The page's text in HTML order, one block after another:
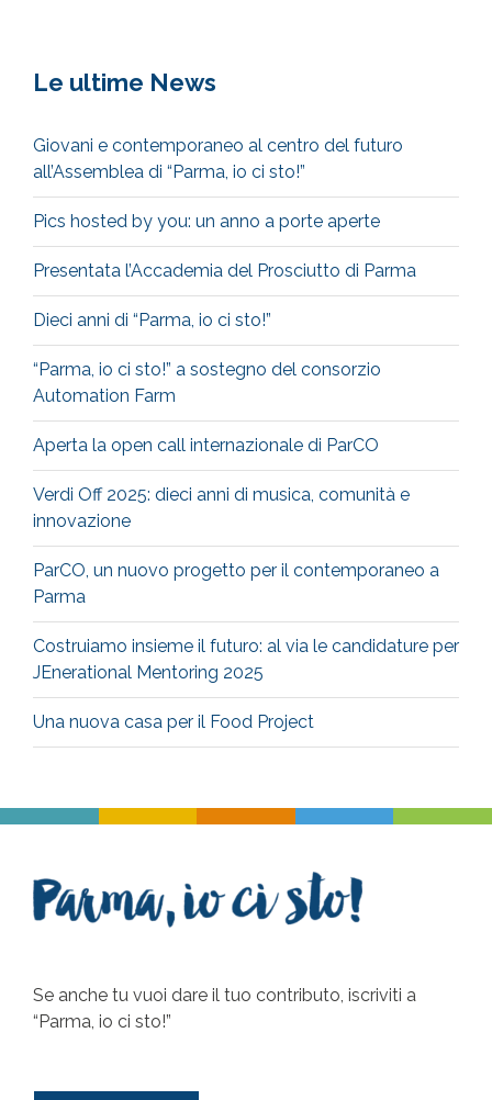
Le ultime News
Giovani e contemporaneo al centro del futuro
all’Assemblea di “Parma, io ci sto!”
Pics hosted by you: un anno a porte aperte
Presentata l’Accademia del Prosciutto di Parma
Dieci anni di “Parma, io ci sto!”
“Parma, io ci sto!” a sostegno del consorzio
Automation Farm
Aperta la open call internazionale di ParCO
Verdi Off 2025: dieci anni di musica, comunità e
innovazione
ParCO, un nuovo progetto per il contemporaneo a
Parma
Costruiamo insieme il futuro: al via le candidature per
JEnerational Mentoring 2025
Una nuova casa per il Food Project
Se anche tu vuoi dare il tuo contributo, iscriviti a
“Parma, io ci sto!”